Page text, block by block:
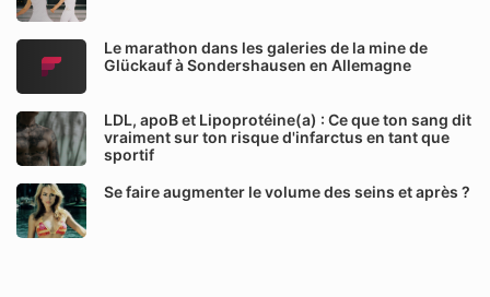
Le marathon dans les galeries de la mine de
Glückauf à Sondershausen en Allemagne
LDL, apoB et Lipoprotéine(a) : Ce que ton sang dit
vraiment sur ton risque d'infarctus en tant que
sportif
Se faire augmenter le volume des seins et après ?